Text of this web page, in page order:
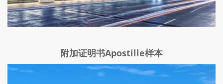
附加证明书Apostille样本